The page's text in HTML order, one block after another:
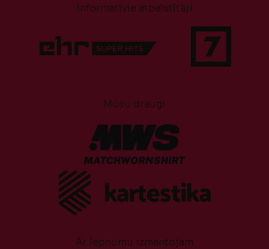
Informatīvie atbalstītāji
Mūsu draugi
Ar lepnumu izmantojam